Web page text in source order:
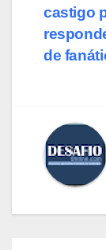
castigo
de